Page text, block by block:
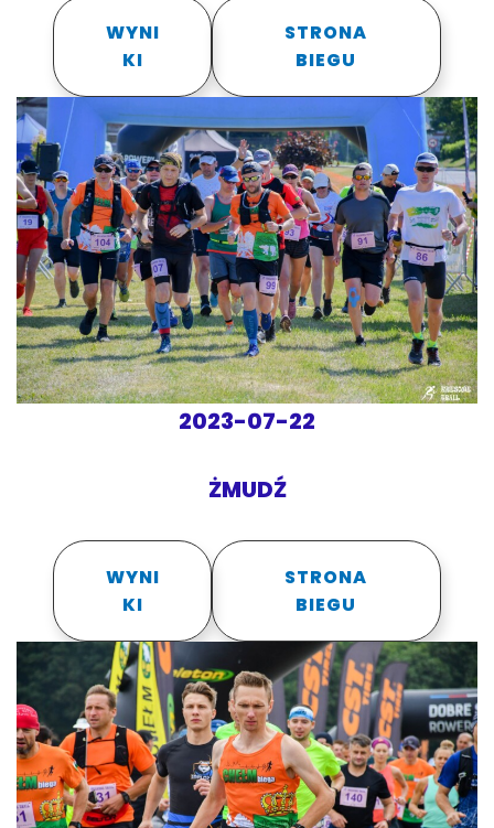
WYNI
KI
STRONA
BIEGU
2023-07-22
ŻMUDŹ
WYNI
KI
STRONA
BIEGU